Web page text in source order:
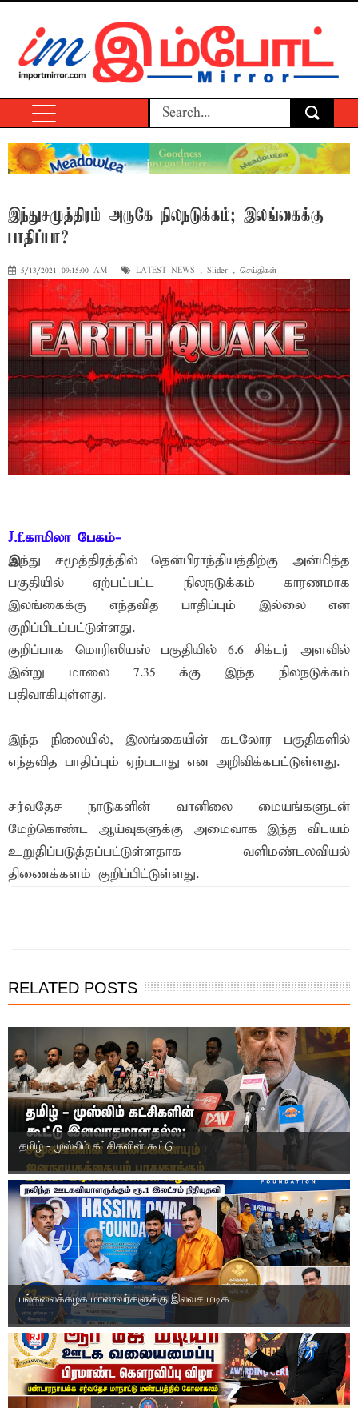
இந்துசமுத்திரம் அருகே நிலநடுக்கம்; இலங்கைக்கு
பாதிப்பா?
5/13/2021 09:15:00 AM LATEST NEWS , Slider , செய்திகள்
J.f.காமிலா பேகம்-
இந்து சமூத்திரத்தில் தென்பிராந்தியத்திற்கு அன்மித்த
பகுதியில் ஏற்பட்பட்ட நிலநடுக்கம் காரணமாக
இலங்கைக்கு எந்தவித பாதிப்பும் இல்லை என
குறிப்பிடப்பட்டுள்ளது.
குறிப்பாக மொரிஸியஸ் பகுதியில் 6.6 சிக்டர் அளவில்
இன்று மாலை 7.35 க்கு இந்த நிலநடுக்கம்
பதிவாகியுள்ளது.
இந்த நிலையில், இலங்கையின் கடலோர பகுதிகளில்
எந்தவித பாதிப்பும் ஏற்படாது என அறிவிக்கபட்டுள்ளது.
சர்வதேச நாடுகளின் வானிலை மையங்களுடன்
மேற்கொண்ட ஆய்வுகளுக்கு அமைவாக இந்த விடயம்
உறுதிப்படுத்தப்பட்டுள்ளதாக வளிமண்டலவியல்
திணைக்களம் குறிப்பிட்டுள்ளது.
RELATED POSTS
தமிழ் - முஸ்லிம் கட்சிகளின் கூட்டு ...
பல்கலைக்கழக மாணவர்களுக்கு இலவச மடிக...